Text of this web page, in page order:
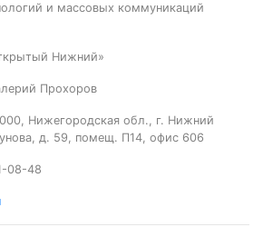
и массовых коммуникаций
Нижний»
Прохоров
Нижегородская обл., г. Нижний
д. 59, помещ. П14, офис 606
08-48